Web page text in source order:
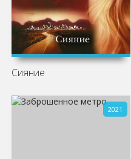
Сияние
2021